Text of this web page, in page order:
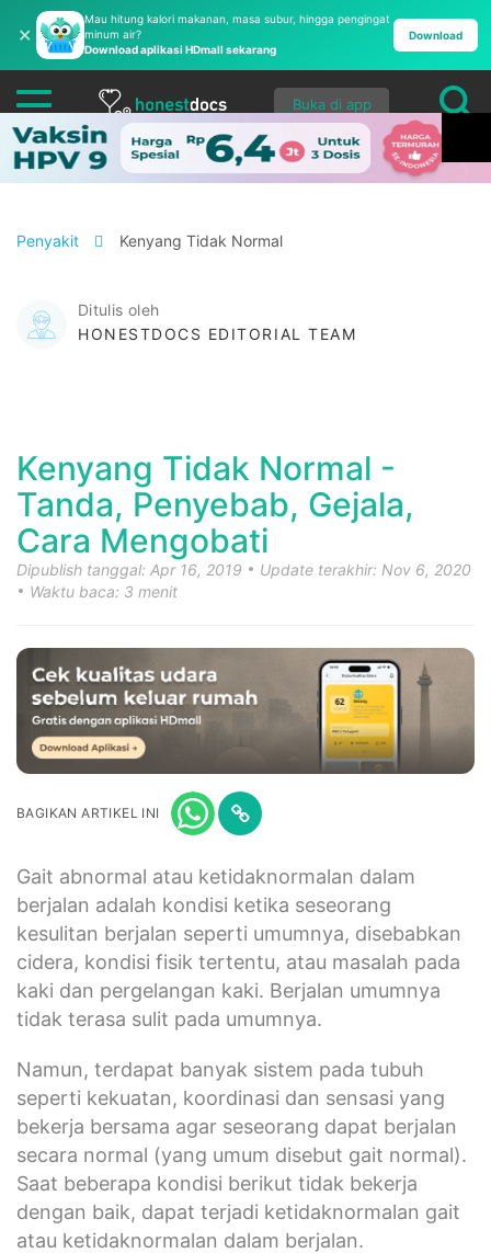
✕
Mau hitung kalori makanan, masa subur, hingga pengingat
minum air?
Download aplikasi HDmall sekarang
Download
Buka di app
Penyakit Kenyang Tidak Normal
Ditulis oleh
HONESTDOCS EDITORIAL TEAM
Kenyang Tidak Normal -
Tanda, Penyebab, Gejala,
Cara Mengobati
Dipublish tanggal: Apr 16, 2019
Update terakhir: Nov 6, 2020
Waktu baca: 3 menit
BAGIKAN ARTIKEL INI
Gait abnormal atau ketidaknormalan dalam
berjalan adalah kondisi ketika seseorang
kesulitan berjalan seperti umumnya, disebabkan
cidera, kondisi fisik tertentu, atau masalah pada
kaki dan pergelangan kaki. Berjalan umumnya
tidak terasa sulit pada umumnya.
Namun, terdapat banyak sistem pada tubuh
seperti kekuatan, koordinasi dan sensasi yang
bekerja bersama agar seseorang dapat berjalan
secara normal (yang umum disebut gait normal).
Saat beberapa kondisi berikut tidak bekerja
dengan baik, dapat terjadi ketidaknormalan gait
atau ketidaknormalan dalam berjalan.